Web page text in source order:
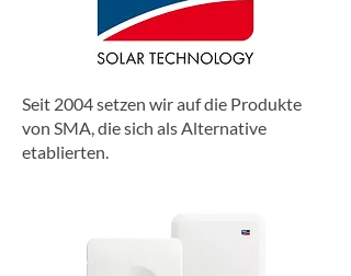
Seit 2004 setzen wir auf die Produkte
von SMA, die sich als Alternative
etablierten.